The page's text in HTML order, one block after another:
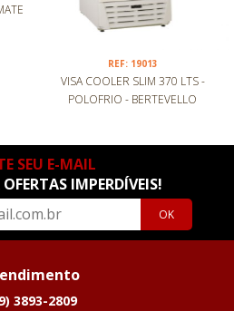
REF: 19013
VISA COOLER SLIM 370 LTS -
POLOFRIO - BERTEVELLO
SEU E-MAIL
OFERTAS IMPERDÍVEIS!
OK
3893-2809